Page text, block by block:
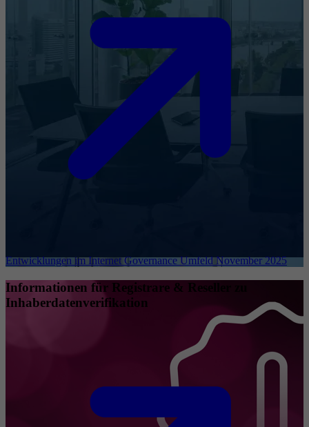
Entwicklungen im Internet Governance Umfeld November 2025
Informationen für Registrare & Reseller zu
Inhaberdatenverifikation